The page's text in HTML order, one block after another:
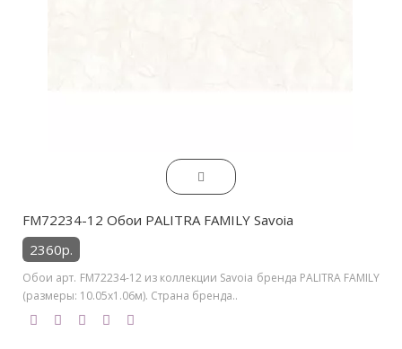
FM72234-12 Обои PALITRA FAMILY Savoia
2360р.
Обои арт. FM72234-12 из коллекции Savoia бренда PALITRA FAMILY
(размеры: 10.05х1.06м). Страна бренда..